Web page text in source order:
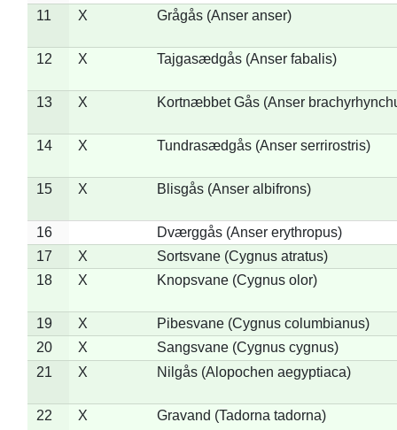
11
X Grågås (Anser anser)
12 X Tajgasædgås (Anser fabalis)
13 X Kortnæbbet Gås (Anser
14 X Tundrasædgås (Anser serrirostris)
15 X Blisgås (Anser albifrons)
16
Dværggås (Anser erythropus)
17
X
Sortsvane (Cygnus atratus)
18
X Knopsvane (Cygnus olor)
19 X
Pibesvane (Cygnus columbianus)
20
X
Sangsvane (Cygnus cygnus)
21
X Nilgås (Alopochen aegyptiaca)
22 X Gravand (Tadorna tadorna)